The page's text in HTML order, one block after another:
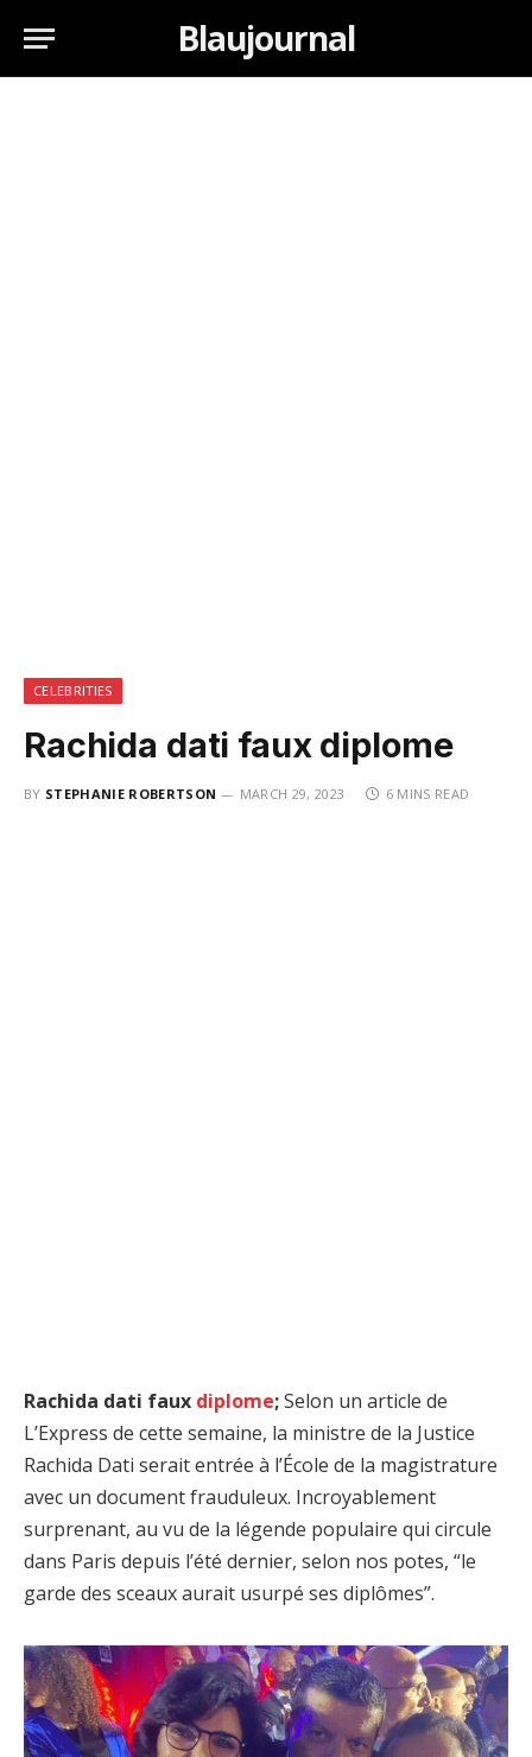
Blaujournal
CELEBRITIES
Rachida dati faux diplome
BY STEPHANIE ROBERTSON MARCH 29, 2023 6 MINS READ
Rachida dati faux diplome;Selon un article de
L’Express de cette semaine, la ministre de la Justice
Rachida Dati serait entrée à l’École de la magistrature
avec un document frauduleux. Incroyablement
surprenant, au vu de la légende populaire qui circule
dans Paris depuis l’été dernier, selon nos potes, “le
garde des sceaux aurait usurpé ses diplômes”.